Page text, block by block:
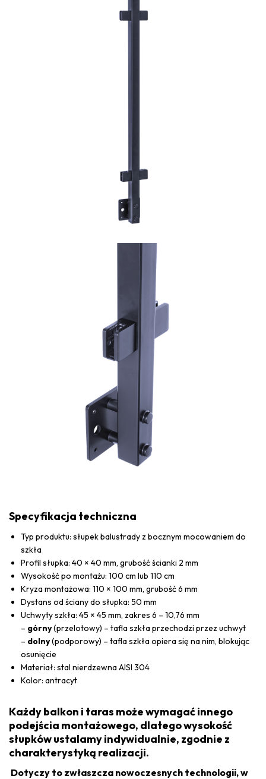
Specyfikacja techniczna
Typ produktu: słupek balustrady z bocznym mocowaniem do
szkła
Profil słupka: 40 × 40 mm, grubość ścianki 2 mm
Wysokość po montażu: 100 cm lub 110 cm
Kryza montażowa: 110 × 100 mm, grubość 6 mm
Dystans od ściany do słupka: 50 mm
Uchwyty szkła: 45 × 45 mm, zakres 6 – 10,76 mm
– górny(przelotowy) – tafla szkła przechodzi przez uchwyt
– dolny(podporowy) – tafla szkła opiera się na nim, blokując
osunięcie
Materiał: stal nierdzewna AISI 304
Kolor: antracyt
Każdy balkon i taras może wymagać innego
podejścia montażowego, dlatego wysokość
słupków ustalamy indywidualnie, zgodnie z
charakterystyką realizacji.
Dotyczy to zwłaszcza nowoczesnych technologii, w